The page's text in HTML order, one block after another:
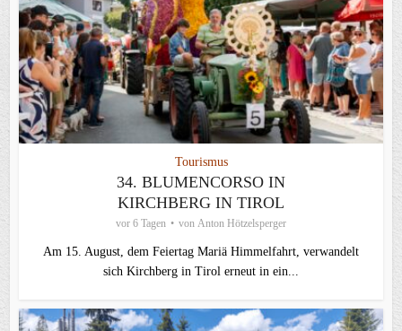
Tourismus
34. BLUMENCORSO IN
KIRCHBERG IN TIROL
vor 6 Tagen von Anton Hötzelsperger
Am 15. August, dem Feiertag Mariä Himmelfahrt, verwandelt
sich Kirchberg in Tirol erneut in ein...